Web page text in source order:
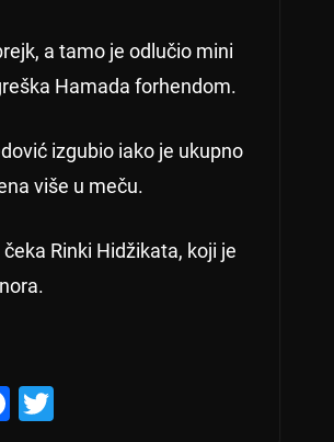
a tamo je odlučio mini
Hamada forhendom.
izgubio iako je ukupno
više u meču.
Rinki Hidžikata, koji je
F